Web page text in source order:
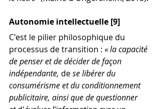
Autonomie intellectuelle [9]
C'est le pilier philosophique du
processus de transition : « la capacité
de penser et de décider de façon
indépendante, de se libérer du
consumérisme et du conditionnement
publicitaire, ainsi que de questionner